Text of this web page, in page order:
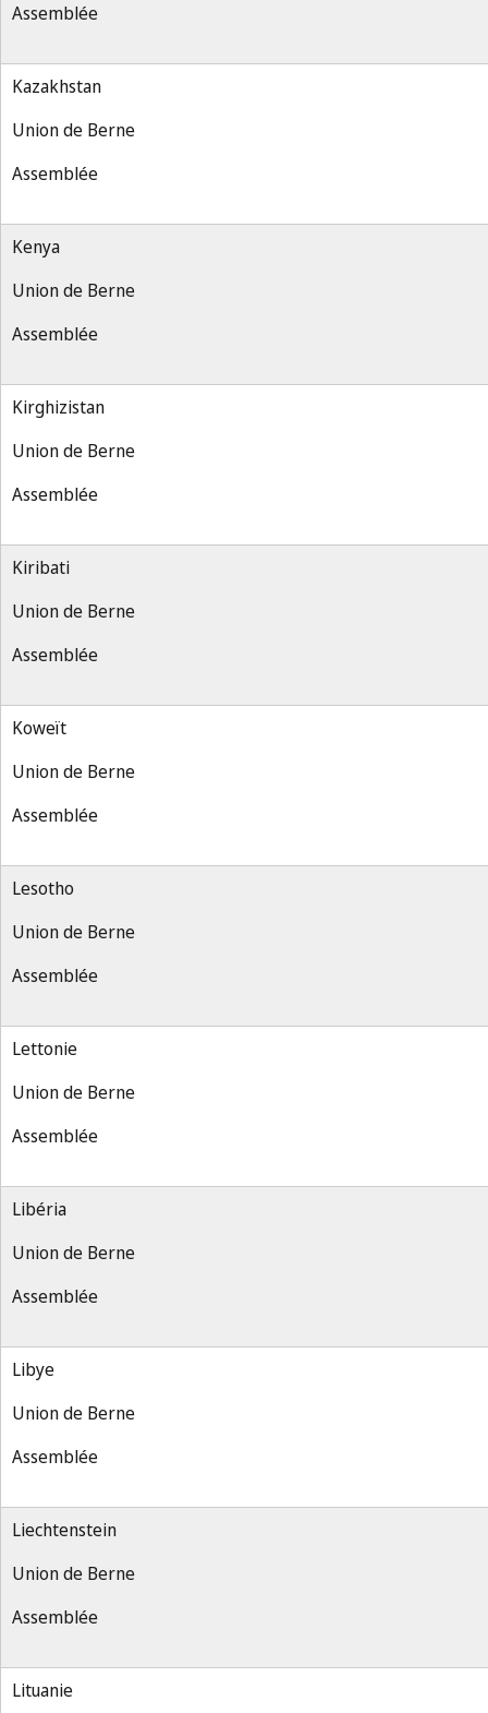
Assemblée
Kazakhstan
Union de Berne
Assemblée
Kenya
Union de Berne
Assemblée
Kirghizistan
Union de Berne
Assemblée
Kiribati
Union de Berne
Assemblée
Koweït
Union de Berne
Assemblée
Lesotho
Union de Berne
Assemblée
Lettonie
Union de Berne
Assemblée
Libéria
Union de Berne
Assemblée
Libye
Union de Berne
Assemblée
Liechtenstein
Union de Berne
Assemblée
Lituanie